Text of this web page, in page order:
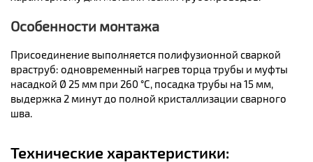
Особенности монтажа
Присоединение выполняется полифузионной сваркой
враструб: одновременный нагрев торца трубы и муфты
насадкой Ø 25 мм при 260 °C, посадка трубы на 15 мм,
выдержка 2 минут до полной кристаллизации сварного
шва.
Технические характеристики: